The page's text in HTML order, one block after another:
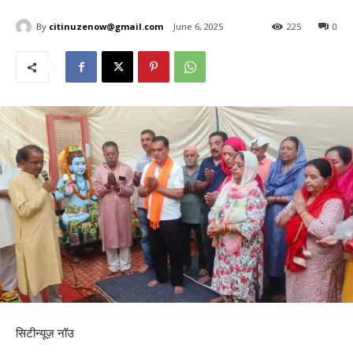
By citinuzenow@gmail.com June 6, 2025 0
225
सिटीन्यूज़ नॉउ